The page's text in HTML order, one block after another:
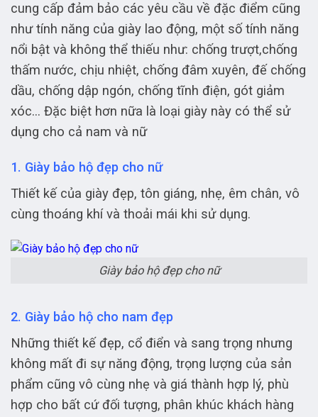
cung cấp đảm bảo các yêu cầu về đặc điểm cũng
như tính năng của giày lao động, một số tính năng
nổi bật và không thể thiếu như: chống trượt,chống
thấm nước, chịu nhiệt, chống đâm xuyên, đế chống
dầu, chống dập ngón, chống tĩnh điện, gót giảm
xóc… Đặc biệt hơn nữa là loại giày này có thể sử
dụng cho cả nam và nữ
1. Giày bảo hộ đẹp cho nữ
Thiết kế của giày đẹp, tôn giáng, nhẹ, êm chân, vô
cùng thoáng khí và thoải mái khi sử dụng.
Giày bảo hộ đẹp cho nữ
2. Giày bảo hộ cho nam đẹp
Những thiết kế đẹp, cổ điển và sang trọng nhưng
không mất đi sự năng động, trọng lượng của sản
phẩm cũng vô cùng nhẹ và giá thành hợp lý, phù
hợp cho bất cứ đối tượng, phân khúc khách hàng